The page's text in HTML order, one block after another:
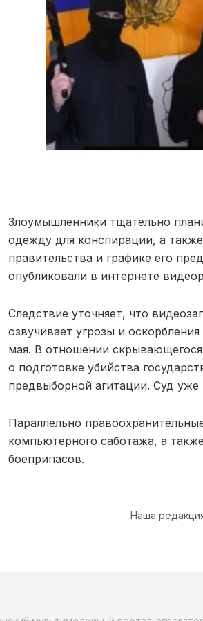
Злоумышленники тщательно
одежду для конспирации, а
правительства и графике его
опубликовали в интернете
Следствие уточняет, что
озвучивает угрозы и
мая. В отношении
о подготовке убийства
предвыборной агитации. Суд
Параллельно
компьютерного саботажа, а
боеприпасов.
Наша